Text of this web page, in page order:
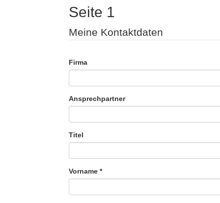
Seite 1
Meine Kontaktdaten
Firma
Ansprechpartner
Titel
Vorname *